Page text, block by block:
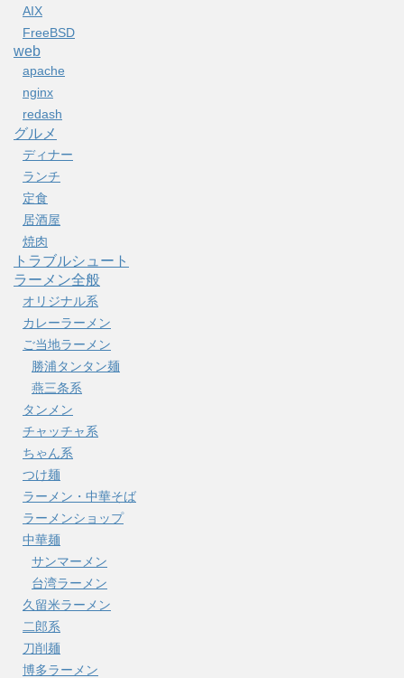
AIX
FreeBSD
web
apache
nginx
redash
グルメ
ディナー
ランチ
定食
居酒屋
焼肉
トラブルシュート
ラーメン全般
オリジナル系
カレーラーメン
ご当地ラーメン
勝浦タンタン麺
燕三条系
タンメン
チャッチャ系
ちゃん系
つけ麺
ラーメン・中華そば
ラーメンショップ
中華麺
サンマーメン
台湾ラーメン
久留米ラーメン
二郎系
刀削麺
博多ラーメン